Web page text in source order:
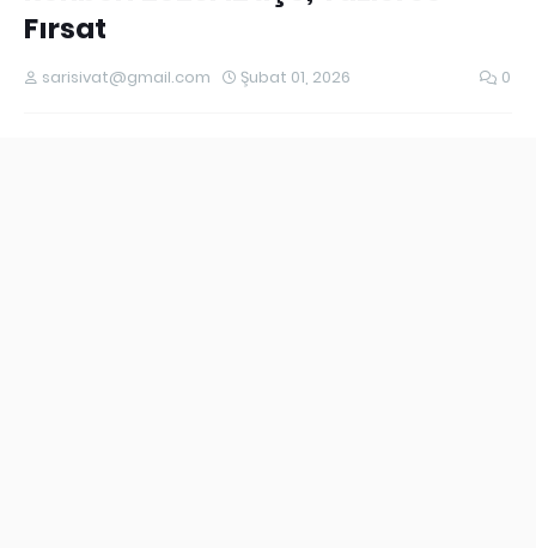
Fırsat
sarisivat@gmail.com Şubat 01, 2026 0